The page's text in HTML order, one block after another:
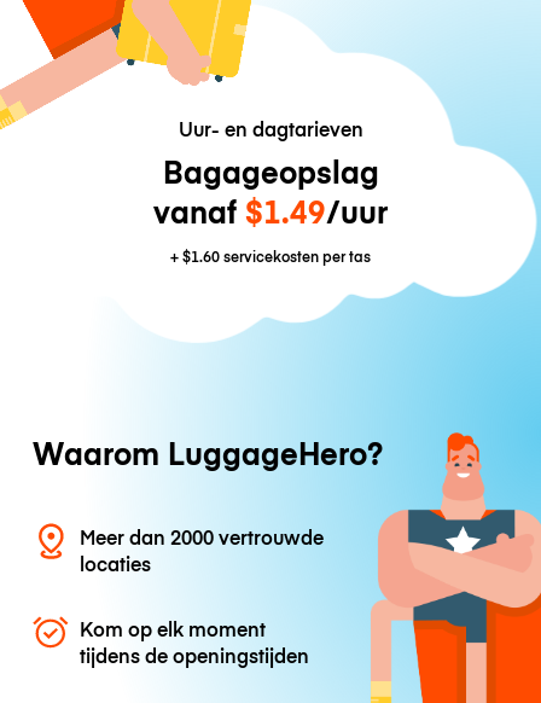
Uur- en dagtarieven
Bagageopslag
vanaf $1.49/uur
+$1.60servicekosten per tas
Waarom LuggageHero?
Meer dan 2000 vertrouwde
locaties
Kom op elk moment
tijdens de openingstijden